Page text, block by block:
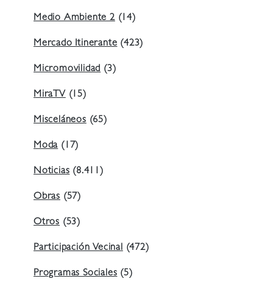
Medio Ambiente 2(14)
Mercado Itinerante (423)
Micromovilidad (3)
MiraTV (15)
Misceláneos (65)
Moda (17)
Noticias (8.411)
Obras (57)
Otros (53)
Participación Vecinal (472)
Programas Sociales (5)